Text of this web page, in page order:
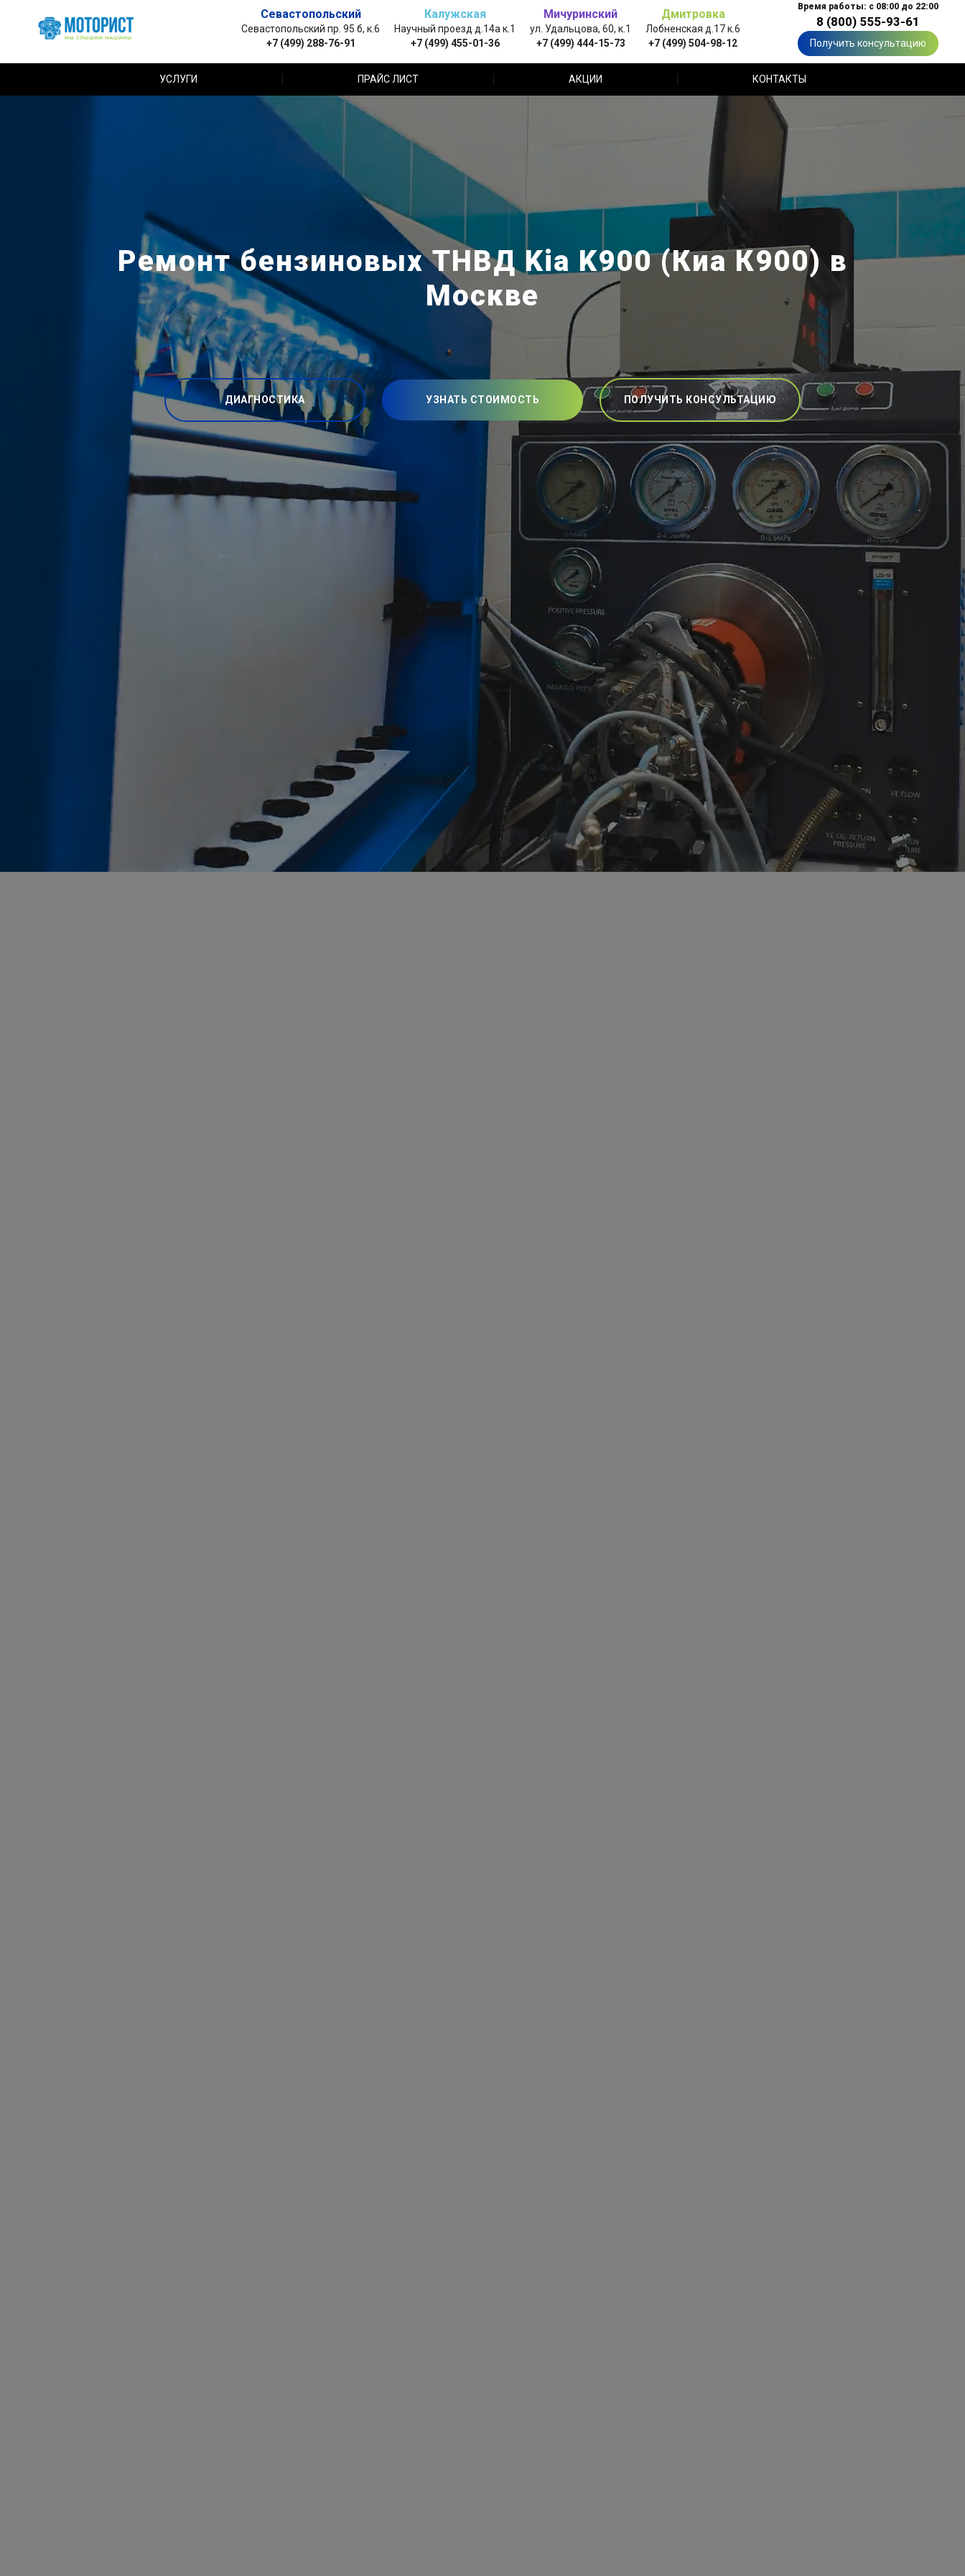
Севастопольский
Севастопольский пр. 95 б, к.6
+7 (499) 288-76-91
Калужская
Научный проезд д.14а к.1
+7 (499) 455-01-36
Мичуринский
ул. Удальцова, 60, к.1
+7 (499) 444-15-73
Дмитровка
Лобненская д.17 к.6
+7 (499) 504-98-12
Время работы: с 08:00 до 22:00
8 (800) 555-93-61
Получить консультацию
УСЛУГИ ПРАЙС ЛИСТ АКЦИИ КОНТАКТЫ
Ремонт бензиновых ТНВД Kia K900 (Киа К900) в
Москве
ДИАГНОСТИКА УЗНАТЬ СТОИМОСТЬ ПОЛУЧИТЬ КОНСУЛЬТАЦИЮ